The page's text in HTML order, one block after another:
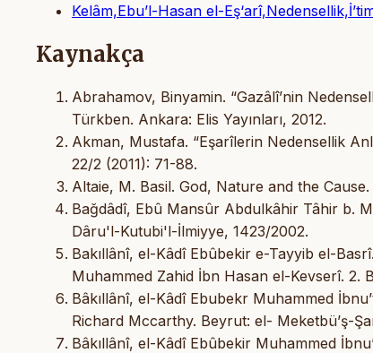
Kelâm,Ebu’l-Hasan el-
Kaynakça
Abrahamov, Binyamin. “Gazâlî’nin
Türkben. Ankara: Elis Yayınları, 2012.
Akman, Mustafa. “Eşarîlerin Nedensellik
22/2 (2011): 71-88.
Altaie, M. Basil. God, Nature and the
Bağdâdî, Ebû Mansûr Abdulkâhir Tâhir b.
Dâru'l-Kutubi'l-İlmiyye, 1423/2002.
Bakıllânî, el-Kâdî Ebûbekir e-Tayyib el-
Muhammed Zahid İbn Hasan el-Kevserî. 2.
Bâkıllânî, el-Kâdî Ebubekr Muhammed
Richard Mccarthy. Beyrut: el- Meketbü’ş-
Bâkıllânî, el-Kâdî Ebûbekir Muhammed